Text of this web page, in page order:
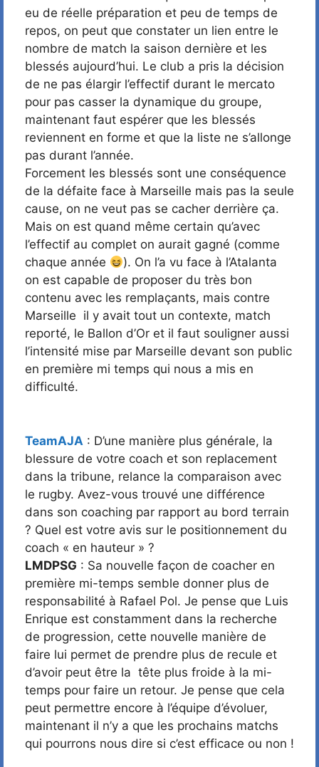
eu de réelle préparation et peu de temps de
repos, on peut que constater un lien entre le
nombre de match la saison dernière et les
blessés aujourd’hui. Le club a pris la décision
de ne pas élargir l’effectif durant le mercato
pour pas casser la dynamique du groupe,
maintenant faut espérer que les blessés
reviennent en forme et que la liste ne s’allonge
pas durant l’année.
Forcement les blessés sont une conséquence
de la défaite face à Marseille mais pas la seule
cause, on ne veut pas se cacher derrière ça.
Mais on est quand même certain qu’avec
l’effectif au complet on aurait gagné (comme
chaque année
). On l’a vu face à l’Atalanta
on est capable de proposer du très bon
contenu avec les remplaçants, mais contre
Marseille il y avait tout un contexte, match
reporté, le Ballon d’Or et il faut souligner aussi
l’intensité mise par Marseille devant son public
en première mi temps qui nous a mis en
difficulté.
TeamAJA : D’une manière plus générale, la
blessure de votre coach et son replacement
dans la tribune, relance la comparaison avec
le rugby. Avez-vous trouvé une différence
dans son coaching par rapport au bord terrain
? Quel est votre avis sur le positionnement du
coach « en hauteur » ?
LMDPSG : Sa nouvelle façon de coacher en
première mi-temps semble donner plus de
responsabilité à Rafael Pol. Je pense que Luis
Enrique est constamment dans la recherche
de progression, cette nouvelle manière de
faire lui permet de prendre plus de recule et
d’avoir peut être la tête plus froide à la mi-
temps pour faire un retour. Je pense que cela
peut permettre encore à l’équipe d’évoluer,
maintenant il n’y a que les prochains matchs
qui pourrons nous dire si c’est efficace ou non !